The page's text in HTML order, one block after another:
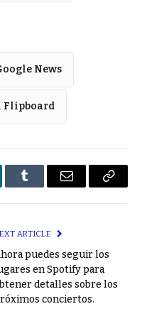
News
Flipboard
Tumblr Email
Copy
ARTICLE
puedes seguir los
en Spotify para
detalles sobre los
conciertos.